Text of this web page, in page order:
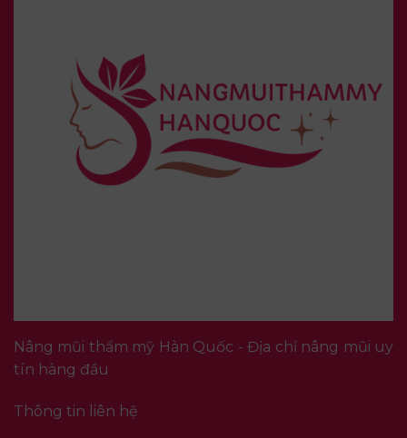
Nâng mũi thẩm mỹ Hàn Quốc - Địa chỉ nâng mũi uy
tín hàng đầu
Thông tin liên hệ